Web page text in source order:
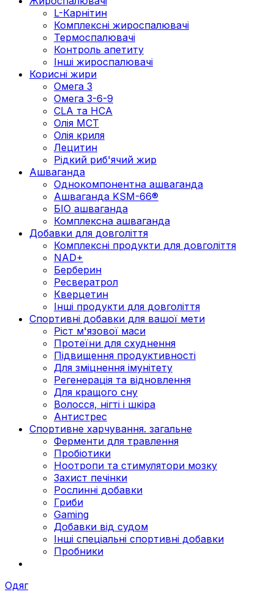
L-Карнітин
Комплексні жироспалювачі
Термоспалювачі
Контроль апетиту
Інші жироспалювачі
Корисні жири
Омега 3
Омега 3-6-9
CLA та HCA
Олія МСТ
Олія криля
Лецитин
Рідкий риб'ячий жир
Ашваганда
Однокомпонентна ашваганда
Ашваганда KSM-66®
БІО ашваганда
Комплексна ашваганда
Добавки для довголіття
Комплексні продукти для довголіття
NAD+
Берберин
Ресвератрол
Кверцетин
Інші продукти для довголіття
Спортивні добавки для вашої мети
Ріст м'язової маси
Протеїни для схуднення
Підвищення продуктивності
Для зміцнення імунітету
Регенерація та відновлення
Для кращого сну
Волосся, нігті і шкіра
Антистрес
Спортивне харчування. загальне
Ферменти для травлення
Пробіотики
Ноотропи та стимулятори мозку
Захист печінки
Рослинні добавки
Гриби
Gaming
Добавки від судом
Інші спеціальні спортивні добавки
Пробники
Одяг